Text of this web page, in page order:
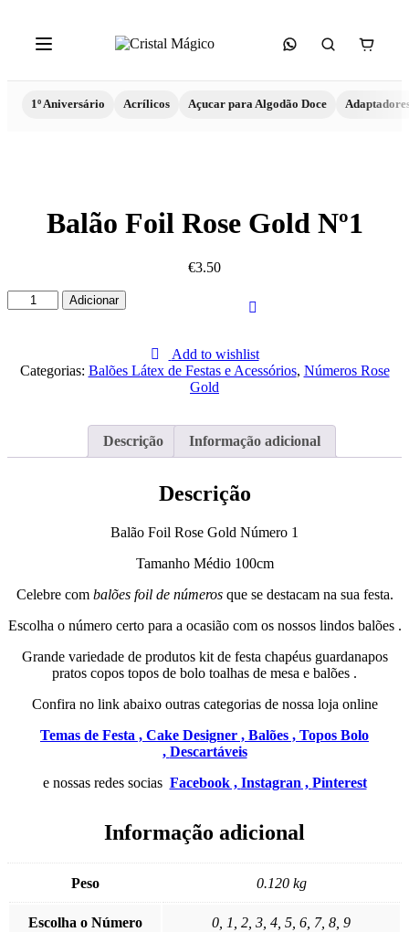
1º Aniversário Acrílicos Açucar para Algodão Doce
Balão Foil Rose Gold Nº1
€3.50
Quantidade
de
Rose
Gold
Adicionar
Add to wishlist
Categorias: Balões Látex de Festas e Acessórios, Números Rose
Gold
Descrição Informação adicional
Descrição
Balão Foil Rose Gold Número 1
Tamanho Médio 100cm
Celebre com balões foil de númerosque se destacam na sua festa.
Escolha o número certo para a ocasião com os nossos lindos balões .
Grande variedade de produtos kit de festa chapéus guardanapos
pratos copos topos de bolo toalhas de mesa e balões .
Confira no link abaixo outras categorias de nossa loja online
Temas de Festa , Cake Designer , Balões , Topos Bolo
, Descartáveis
e nossas redes socias Facebook , Instagran , Pinterest
Informação adicional
Peso 0.120 kg
Escolha o Número 0, 1, 2, 3, 4, 5, 6, 7, 8, 9